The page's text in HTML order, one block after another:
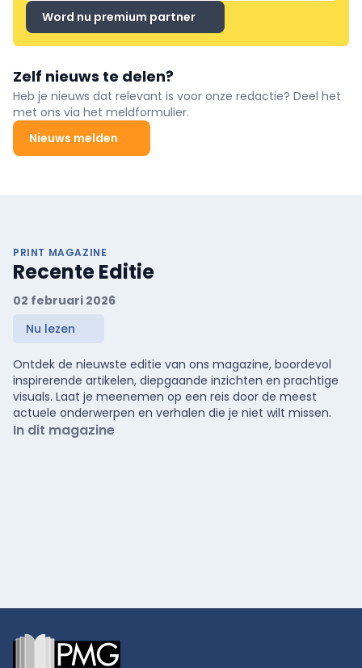
Word nu premium partner
Zelf nieuws te delen?
Heb je nieuws dat relevant is voor onze redactie? Deel het
met ons via het meldformulier.
Nieuws melden
PRINT MAGAZINE
Recente Editie
02 februari 2026
Nu lezen
Ontdek de nieuwste editie van ons magazine, boordevol
inspirerende artikelen, diepgaande inzichten en prachtige
visuals. Laat je meenemen op een reis door de meest
actuele onderwerpen en verhalen die je niet wilt missen.
In dit magazine
Footer